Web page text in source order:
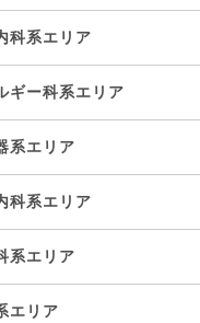
科系エリア
ギー科系エリア
系エリア
科系エリア
系エリア
エリア